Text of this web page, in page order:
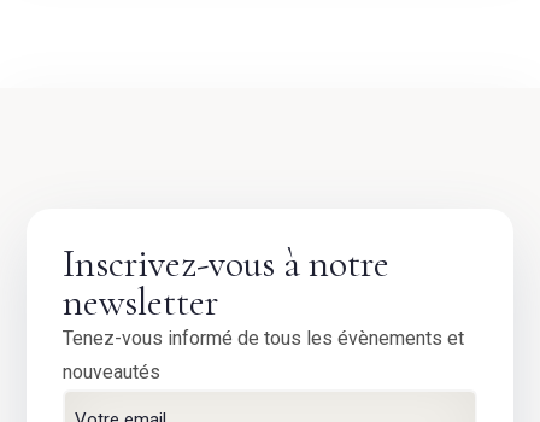
Inscrivez-vous à notre
newsletter
Tenez-vous informé de tous les évènements et
nouveautés